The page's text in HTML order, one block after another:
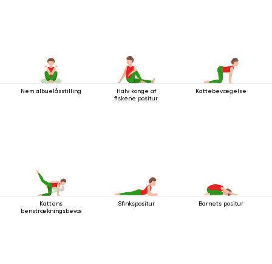
Nem albuelåsstilling
Halv konge af
fiskene positur
Kattebevægelse
Kattens
benstrækningsbevægelse
Sfinkspositur Barnets positur